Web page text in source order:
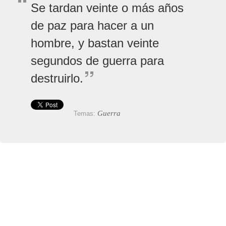
Se tardan veinte o más años
de paz para hacer a un
hombre, y bastan veinte
segundos de guerra para
destruirlo.
Temas: Guerra